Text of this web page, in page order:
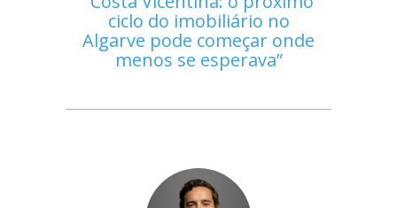
ciclo do imobiliário no
Algarve pode começar onde
menos se esperava